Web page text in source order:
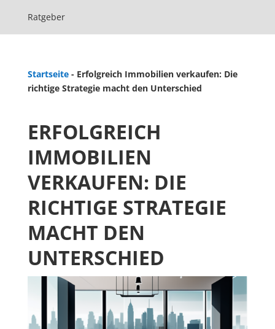
Ratgeber
Startseite- Erfolgreich Immobilien verkaufen: Die
richtige Strategie macht den Unterschied
ERFOLGREICH
IMMOBILIEN
VERKAUFEN: DIE
RICHTIGE STRATEGIE
MACHT DEN
UNTERSCHIED